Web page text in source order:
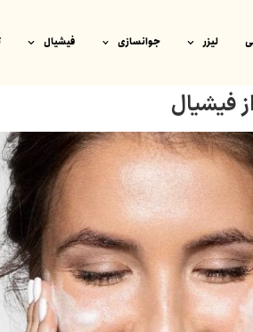
لیزر جوانسازی فیشیال
فیشیال